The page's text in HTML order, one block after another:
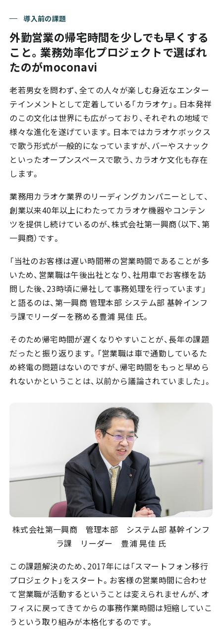
導入前の課題
外勤営業の帰宅時間を少しでも早くする
こと。業務効率化プロジェクトで選ばれ
たのがmoconavi
老若男女を問わず、全ての人々が楽しむ身近なエンター
テインメントとして定着している「カラオケ」。日本発祥
のこの文化は世界にも広がっており、それぞれの地域で
様々な進化を遂げています。日本ではカラオケボックス
で歌う形式が一般的になっていますが、バーやスナック
といったオープンスペースで歌う、カラオケ文化も存在
します。
業務用カラオケ業界のリーディングカンパニーとして、
創業以来40年以上にわたってカラオケ機器やコンテン
ツを提供し続けているのが、株式会社第一興商（以下、第
一興商）です。
「当社のお客様は遅い時間帯の営業時間であることが多
いため、営業職は午後出社となり、社用車でお客様を訪
問した後、23時頃に帰社して事務処理を行っています」
と語るのは、第一興商 管理本部 システム部 基幹インフ
ラ課でリーダーを務める豊浦 晃佳 氏。
そのため帰宅時間が遅くなりやすいことが、長年の課題
だったと振り返ります。「営業職は車で通勤しているた
め終電の問題はないのですが、帰宅時間をもっと早めら
れないかということは、以前から議論されていました」。
株式会社第一興商 管理本部 システム部 基幹インフ
ラ課 リーダー 豊浦 晃佳 氏
この課題解決のため、2017年には「スマートフォン移行
プロジェクト」をスタート。お客様の営業時間に合わせ
て営業職が活動するということは変えられませんが、オ
フィスに戻ってきてからの事務作業時間は短縮していこ
うという取り組みが本格化するのです。